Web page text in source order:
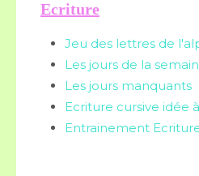
Ecriture
Jeu des lettres de
Les jours de la
Les jours manquants
Ecriture cursive idée
Entrainement